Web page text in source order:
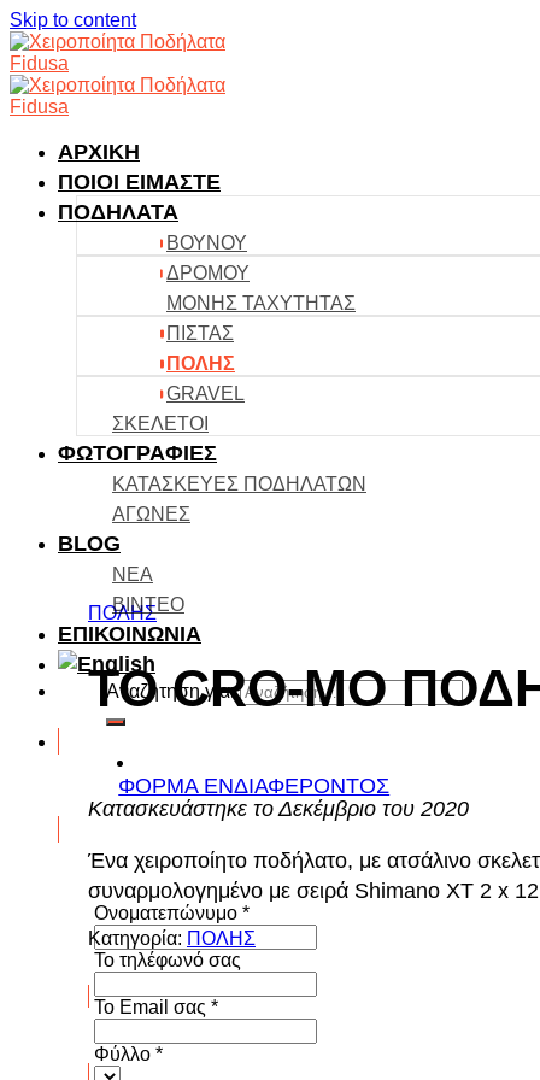
Skip to content
ΑΡΧΙΚΗ
ΠΟΙΟΙ ΕΙΜΑΣΤΕ
ΠΟΔΗΛΑΤΑ
ΒΟΥΝΟΥ
ΔΡΟΜΟΥ
ΜΟΝΗΣ ΤΑΧΥΤΗΤΑΣ
ΠΙΣΤΑΣ
ΠΟΛΗΣ
GRAVEL
ΣΚΕΛΕΤΟΙ
ΦΩΤΟΓΡΑΦΙΕΣ
ΚΑΤΑΣΚΕΥΕΣ ΠΟΔΗΛΑΤΩΝ
ΑΓΩΝΕΣ
BLOG
ΝΕΑ
ΒΙΝΤΕΟ
ΕΠΙΚΟΙΝΩΝΙΑ
Αναζήτηση για:
ΦΟΡΜΑ ΕΝΔΙΑΦΕΡΟΝΤΟΣ
Ονοματεπώνυμο *
To τηλέφωνό σας
Το Email σας *
Φύλλο *
ΠΟΛΗΣ
ΤΟ CRO-MO
Κατασκευάστηκε το Δεκέμβριο του 2020
Ένα χειροποίητο ποδήλατο, με ατσάλινο
συναρμολογημένο με σειρά Shimano XT 2 x
Κατηγορία: ΠΟΛΗΣ